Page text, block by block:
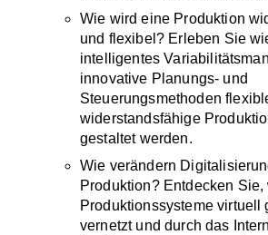
Wie wird eine Produktion
und flexibel? Erleben Sie
intelligentes
innovative Planungs- und
Steuerungsmethoden
widerstandsfähige
gestaltet werden.
Wie verändern
Produktion? Entdecken Sie,
Produktionssysteme virtuell
vernetzt und durch das